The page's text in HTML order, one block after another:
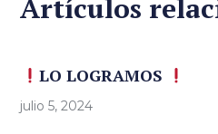
Artículos
LO LOGRAMOS
julio 5, 2024